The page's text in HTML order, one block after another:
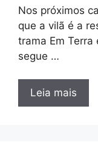
Nos próximos
que a vilã é a
trama Em Terra
segue …
Leia mais